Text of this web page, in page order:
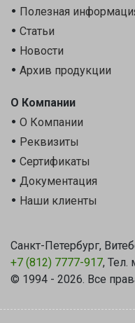
Полезная
Статьи
Новости
Архив продукции
О Компании
О Компании
Реквизиты
Сертификаты
Документация
Наши клиенты
Санкт-Петербург,
+7 (812) 7777-917, Тел.
© 1994 - 2026. Все